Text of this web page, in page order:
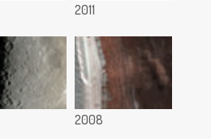
2011
2008